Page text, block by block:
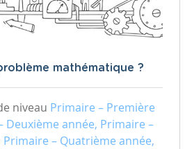
mathématique ?
niveau Primaire – Première
Deuxième année, Primaire –
– Quatrième année,